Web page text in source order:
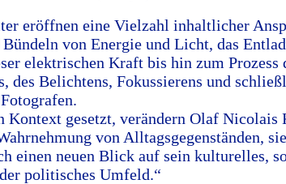
eröffnen eine Vielzahl inhaltlicher
von Energie und Licht, das
elektrischen Kraft bis hin zum Prozess
des Belichtens, Fokussierens und
Kontext gesetzt, verändern Olaf Nicolais
von Alltagsgegenständen,
einen neuen Blick auf sein kulturelles,
politisches Umfeld.“